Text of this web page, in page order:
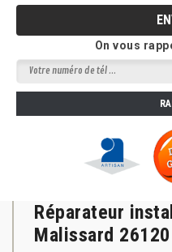
On vous
Réparateur
Malissard